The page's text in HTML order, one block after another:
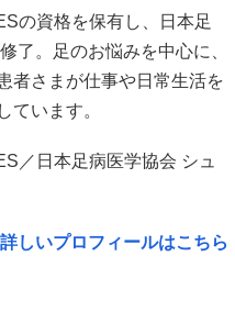
の資格を保有し、日本足
了。足のお悩みを中心に、
者さまが仕事や日常生活を
ています。
／日本足病医学協会 シュ
詳しいプロフィールはこちら